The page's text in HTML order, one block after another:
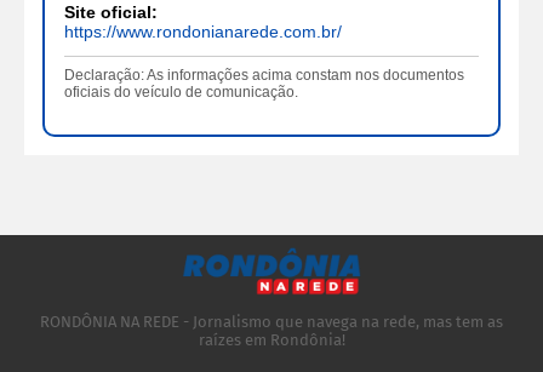
Site oficial:
https://www.rondonianarede.com.br/
Declaração: As informações acima constam nos documentos
oficiais do veículo de comunicação.
RONDÔNIA NA REDE - Jornalismo que navega na rede, mas tem as
raízes em Rondônia!